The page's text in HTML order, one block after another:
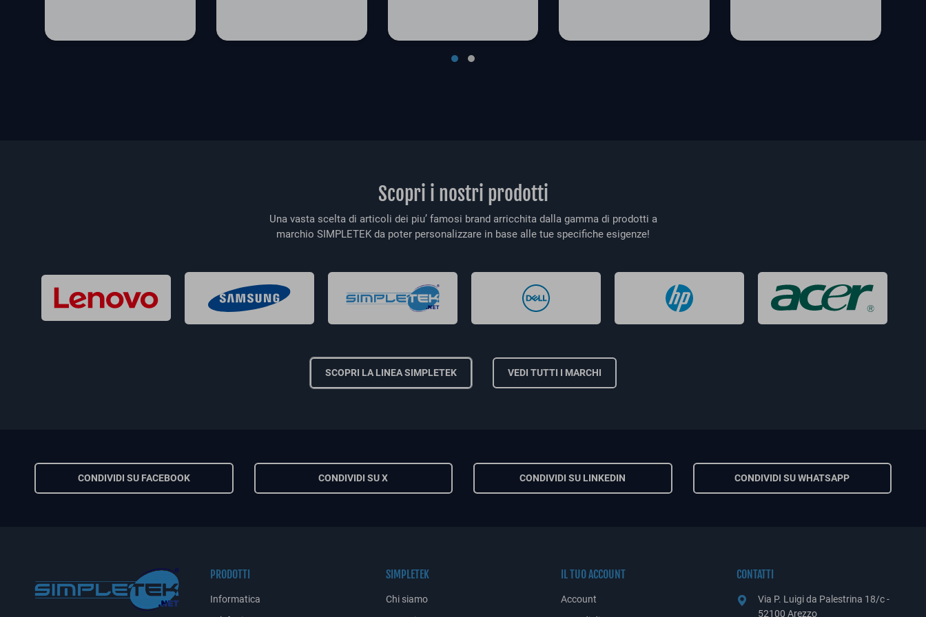
Scopri i nostri prodotti
Una vasta scelta di articoli dei piu’ famosi brand arricchita dalla gamma di prodotti a
marchio SIMPLETEK da poter personalizzare in base alle tue specifiche esigenze!
SCOPRI LA LINEA SIMPLETEK VEDI TUTTI I MARCHI
CONDIVIDI SU FACEBOOK CONDIVIDI SU X CONDIVIDI SU LINKEDIN CONDIVIDI SU WHATSAPP
PRODOTTI
Informatica
SIMPLETEK
Chi siamo
IL TUO ACCOUNT
Account
CONTATTI
Via P. Luigi da Palestrina 18/c -
52100 Arezzo